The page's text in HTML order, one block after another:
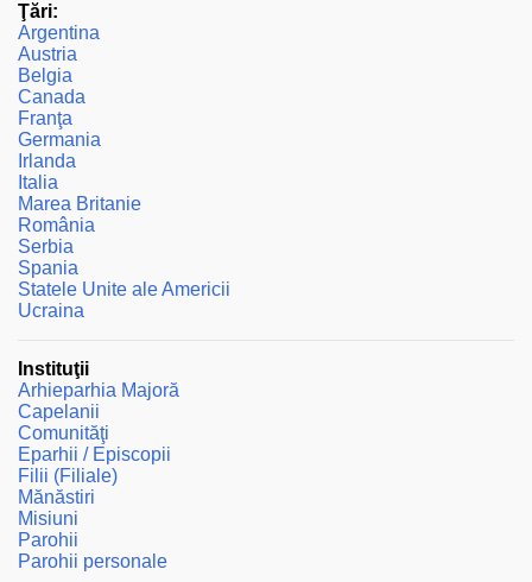
Ţări:
Argentina
Austria
Belgia
Canada
Franţa
Germania
Irlanda
Italia
Marea Britanie
România
Serbia
Spania
Statele Unite ale Americii
Ucraina
Instituţii
Arhieparhia Majoră
Capelanii
Comunităţi
Eparhii / Episcopii
Filii (Filiale)
Mănăstiri
Misiuni
Parohii
Parohii personale